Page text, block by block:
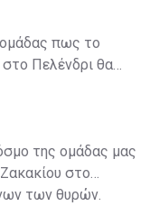
πως το
Πελένδρι θα
της ομάδας μας
στο
των θυρών.